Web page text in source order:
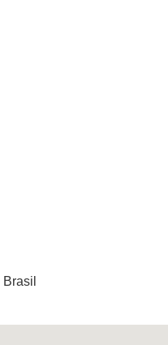
Brasil